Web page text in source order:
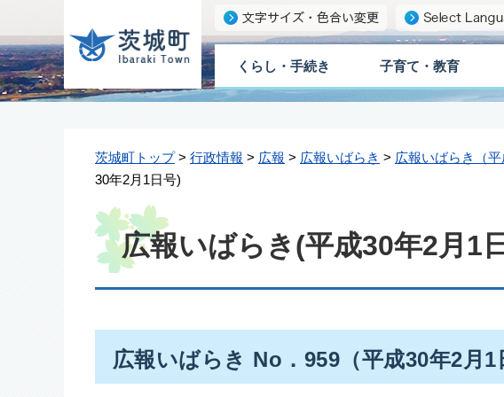
くらし・手続き 子育て・教育
茨城町トップ> 行政情報 > 広報 > 広報いばらき > 広報いばらき（平
30年2月1日号)
広報いばらき(平成30年2月1
広報いばらき No．959（平成30年2月1